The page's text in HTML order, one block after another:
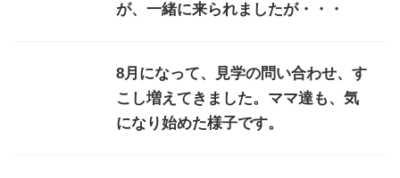
が、一緒に来られましたが・・・
8月になって、見学の問い合わせ、す
こし増えてきました。ママ達も、気
になり始めた様子です。